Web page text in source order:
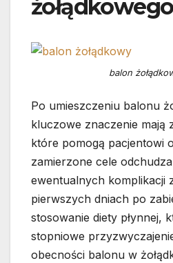
żołądkowego
balon
Po umieszczeniu balonu
kluczowe znaczenie mają
które pomogą pacjentowi
zamierzone cele
ewentualnych komplikacji
pierwszych dniach po
stosowanie diety płynnej,
stopniowe
obecności balonu w